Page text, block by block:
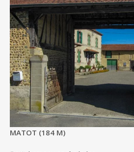
MATOT (184 M)